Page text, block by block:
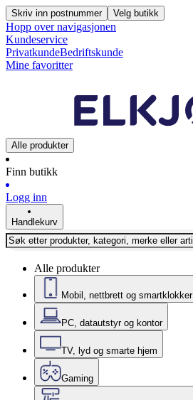
Skriv inn postnummer Velg butikk
Hopp over navigasjonen
Kundeservice
PrivatkundeBedriftskunde
Mine favoritter
Alle produkter
Finn butikk
Logg inn
Handlekurv
Alle produkter
Mobil, nettbrett og smartklokker
PC, datautstyr og kontor
TV, lyd og smarte hjem
Gaming